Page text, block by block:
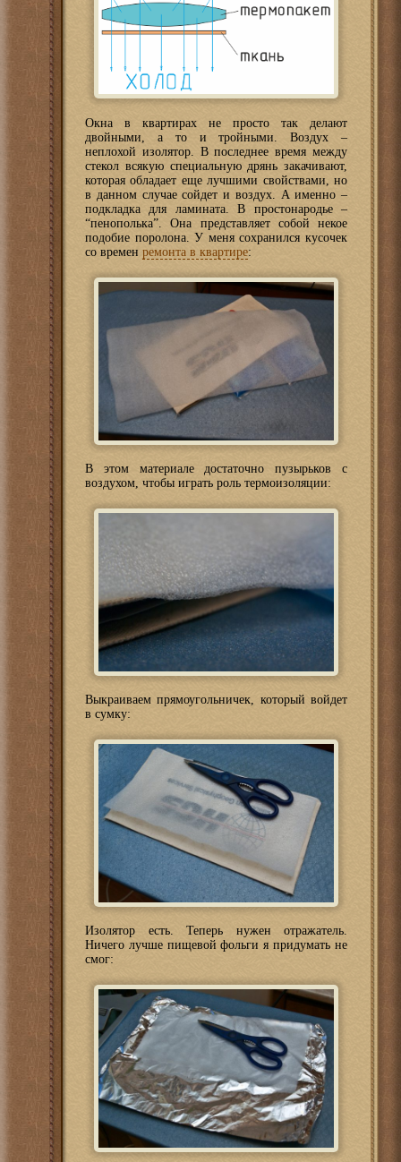
Окна в квартирах не просто так делают
двойными, а то и тройными. Воздух –
неплохой изолятор. В последнее время между
стекол всякую специальную дрянь закачивают,
которая обладает еще лучшими свойствами, но
в данном случае сойдет и воздух. А именно –
подкладка для ламината. В простонародье –
“пенополька”. Она представляет собой некое
подобие поролона. У меня сохранился кусочек
со времен ремонта в квартире:
В этом материале достаточно пузырьков с
воздухом, чтобы играть роль термоизоляции:
Выкраиваем прямоугольничек, который войдет
в сумку:
Изолятор есть. Теперь нужен отражатель.
Ничего лучше пищевой фольги я придумать не
смог: